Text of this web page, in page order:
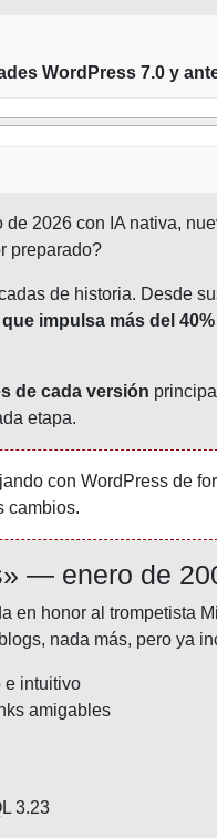
WordPress 7.0 y
2026 con IA nativa,
preparado?
de historia. Desde
impulsa más del
de cada versión
etapa.
con WordPress de
cambios.
— enero de
en honor al trompetista
nada más, pero ya
e intuitivo
amigables
3.23